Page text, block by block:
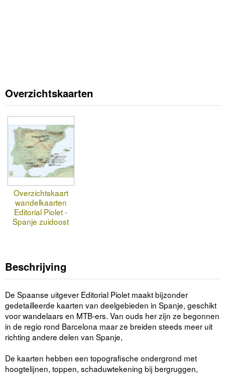
Overzichtskaarten
Overzichtskaart
wandelkaarten
Editorial Piolet -
Spanje zuidoost
Beschrijving
De Spaanse uitgever Editorial Piolet maakt bijzonder
gedetailleerde kaarten van deelgebieden in Spanje, geschikt
voor wandelaars en MTB-ers. Van ouds her zijn ze begonnen
in de regio rond Barcelona maar ze breiden steeds meer uit
richting andere delen van Spanje,
De kaarten hebben een topografische ondergrond met
hoogtelijnen, toppen, schaduwtekening bij bergruggen,